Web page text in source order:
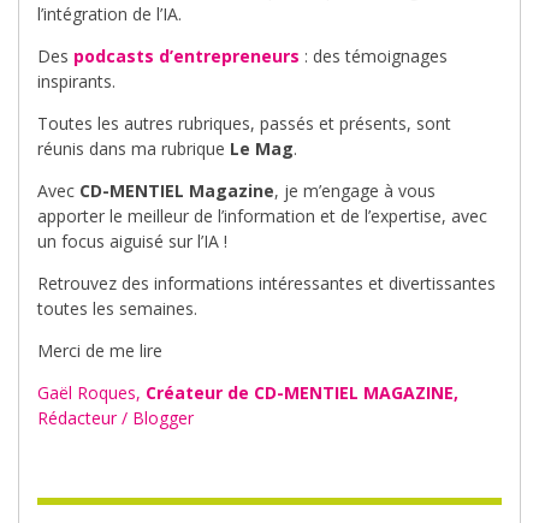
l’intégration de l’IA.
Des podcasts d’entrepreneurs : des témoignages
inspirants.
Toutes les autres rubriques, passés et présents, sont
réunis dans ma rubrique Le Mag.
Avec CD-MENTIEL Magazine, je m’engage à vous
apporter le meilleur de l’information et de l’expertise, avec
un focus aiguisé sur l’IA !
Retrouvez des informations intéressantes et divertissantes
toutes les semaines.
Merci de me lire
Gaël Roques, Créateur de CD-MENTIEL MAGAZINE,
Rédacteur / Blogger